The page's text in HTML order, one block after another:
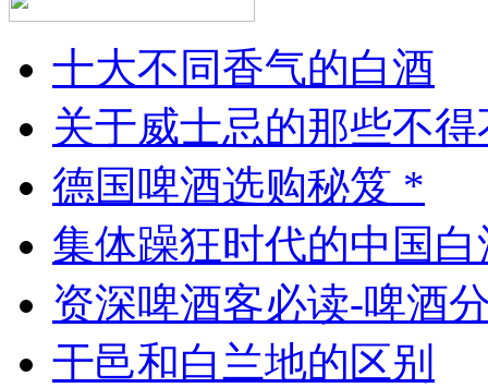
十大不同香气的白酒
关于威士忌的那些不
德国啤酒选购秘笈 *
集体躁狂时代的中国白
资深啤酒客必读-啤酒
干邑和白兰地的区别